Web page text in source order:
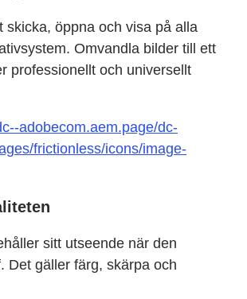
skicka, öppna och visa på alla
Omvandla bilder till ett
professionellt och universellt
adobecom.aem.page/dc-
frictionless/icons/image-
sitt utseende när den
Det gäller färg, skärpa och